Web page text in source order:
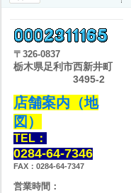
〒 326-0837
栃木県足利市西新井町
3495-2
店舗案内（地
図）
TEL：
0284-64-7346
FAX：0284-64-7347
営業時間：